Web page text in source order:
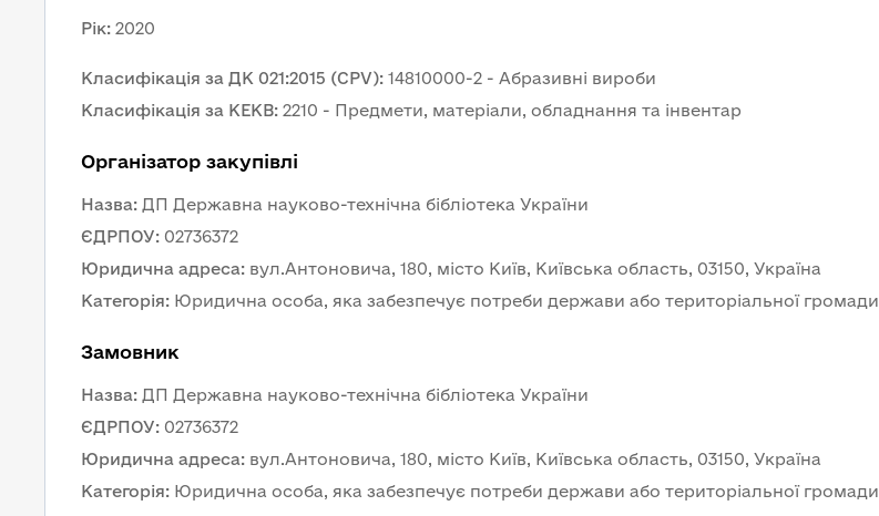
Рік: 2020
Класифікація за ДК 021:2015 (CPV): 14810000-2 - Абразивні вироби
Класифікація за КЕКВ: 2210 - Предмети, матеріали, обладнання та інвентар
Організатор закупівлі
Назва: ДП Державна науково-технічна бібліотека України
ЄДРПОУ: 02736372
Юридична адреса: вул.Антоновича, 180, місто Київ, Київська область, 03150, Україна
Категорія: Юридична особа, яка забезпечує потреби держави або територіальної громади
Замовник
Назва: ДП Державна науково-технічна бібліотека України
ЄДРПОУ: 02736372
Юридична адреса: вул.Антоновича, 180, місто Київ, Київська область, 03150, Україна
Категорія: Юридична особа, яка забезпечує потреби держави або територіальної громади